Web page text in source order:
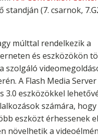
standján (7. csarnok,
múlttal rendelkezik a
és eszközökön
szolgáló
A Flash Media Server
3.0 eszközökkel
számára,
eszközt érhessenek
növelhetik a